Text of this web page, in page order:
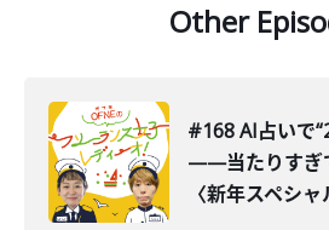
Other
#168 AI占いで
——当たりすぎ
〈新年スペシ